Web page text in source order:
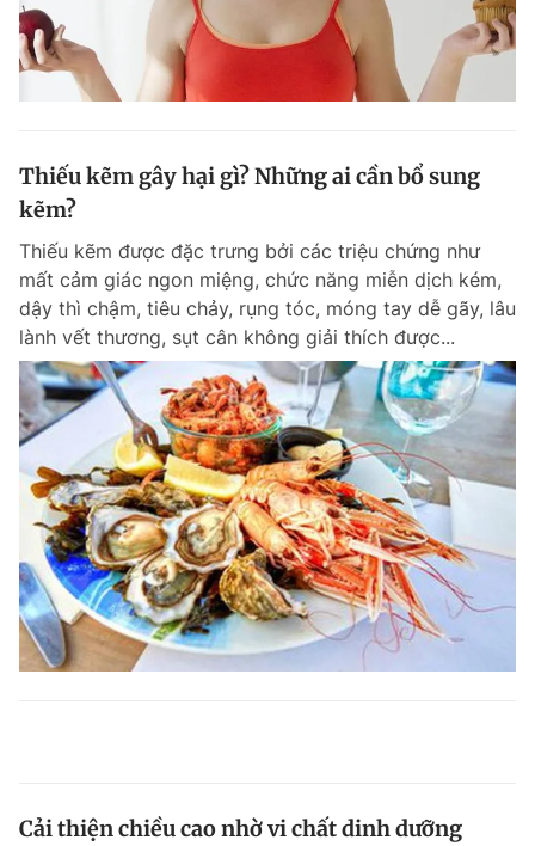
Thiếu kẽm gây hại gì? Những ai cần bổ sung
kẽm?
Thiếu kẽm được đặc trưng bởi các triệu chứng như
mất cảm giác ngon miệng, chức năng miễn dịch kém,
dậy thì chậm, tiêu chảy, rụng tóc, móng tay dễ gãy, lâu
lành vết thương, sụt cân không giải thích được...
Cải thiện chiều cao nhờ vi chất dinh dưỡng